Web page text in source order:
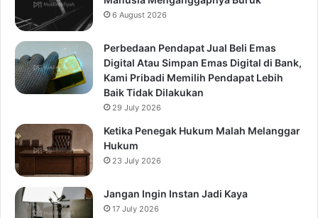
6 August 2026
Perbedaan Pendapat Jual Beli Emas
Digital Atau Simpan Emas Digital di Bank,
Kami Pribadi Memilih Pendapat Lebih
Baik Tidak Dilakukan
29 July 2026
Ketika Penegak Hukum Malah Melanggar
Hukum
23 July 2026
Jangan Ingin Instan Jadi Kaya
17 July 2026